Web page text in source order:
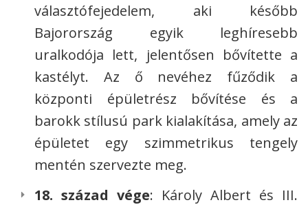
választófejedelem, aki később
Bajorország egyik leghíresebb
uralkodója lett, jelentősen bővítette a
kastélyt. Az ő nevéhez fűződik a
központi épületrész bővítése és a
barokk stílusú park kialakítása, amely az
épületet egy szimmetrikus tengely
mentén szervezte meg.
18. század vége: Károly Albert és III.